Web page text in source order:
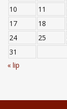
10
11
17
18
24
25
31
« lip